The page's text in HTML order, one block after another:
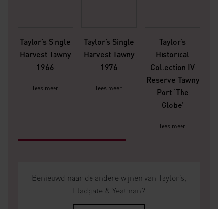
Taylor’s Single
Harvest Tawny
1966
lees meer
Taylor’s Single
Harvest Tawny
1976
lees meer
Taylor’s
Historical
Collection IV
Reserve Tawny
Port ‘The
Globe’
lees meer
Benieuwd naar de andere wijnen van Taylor’s,
Fladgate & Yeatman?